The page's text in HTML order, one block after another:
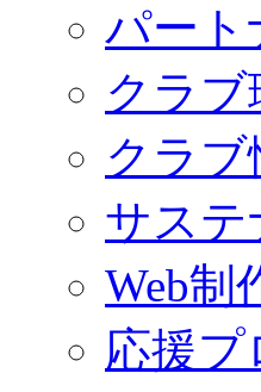
パート
クラブ
クラブ
サステ
Web制
応援プ